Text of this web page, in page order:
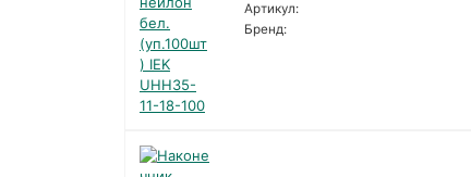
Артикул:
Бренд: